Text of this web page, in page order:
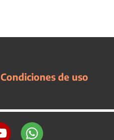
Condiciones de uso